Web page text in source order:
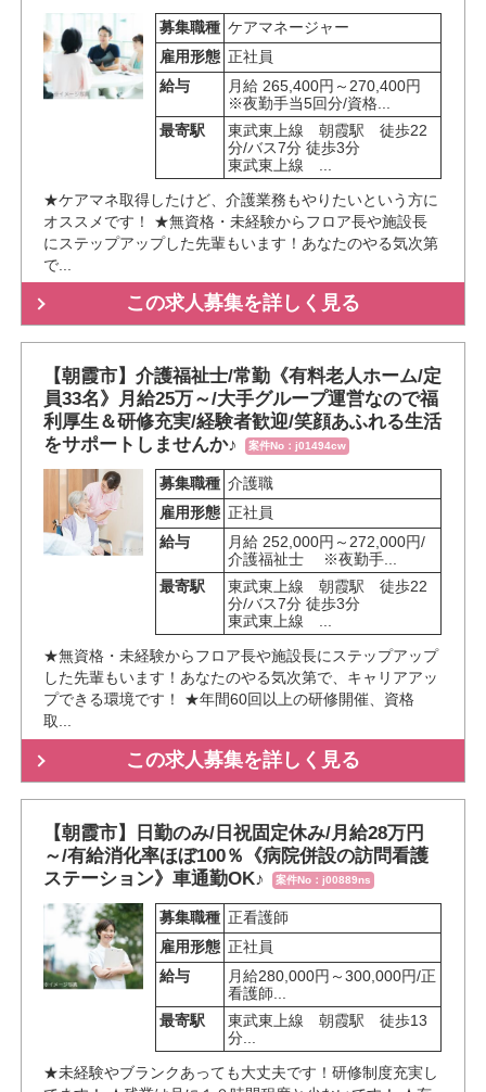
募集職種 ケアマネージャー
雇用形態 正社員
給与
月給 265,400円～270,400円
※夜勤手当5回分/資格...
最寄駅
東武東上線　朝霞駅　徒歩22
分/バス7分 徒歩3分
東武東上線　...
★ケアマネ取得したけど、介護業務もやりたいという方に
オススメです！ ★無資格・未経験からフロア長や施設長
にステップアップした先輩もいます！あなたのやる気次第
で...
この求人募集を詳しく見る
【朝霞市】介護福祉士/常勤《有料老人ホーム/定
員33名》月給25万～/大手グループ運営なので福
利厚生＆研修充実/経験者歓迎/笑顔あふれる生活
をサポートしませんか♪
案件No：j01494cw
募集職種 介護職
雇用形態 正社員
給与
月給 252,000円～272,000円/
介護福祉士 ※夜勤手...
最寄駅
東武東上線　朝霞駅　徒歩22
分/バス7分 徒歩3分
東武東上線　...
★無資格・未経験からフロア長や施設長にステップアップ
した先輩もいます！あなたのやる気次第で、キャリアアッ
プできる環境です！ ★年間60回以上の研修開催、資格
取...
この求人募集を詳しく見る
【朝霞市】日勤のみ/日祝固定休み/月給28万円
～/有給消化率ほぼ100％《病院併設の訪問看護
ステーション》車通勤OK♪
案件No：j00889ns
募集職種 正看護師
雇用形態 正社員
給与
月給280,000円～300,000円/正
看護師...
最寄駅
東武東上線　朝霞駅　徒歩13
分...
★未経験やブランクあっても大丈夫です！研修制度充実し